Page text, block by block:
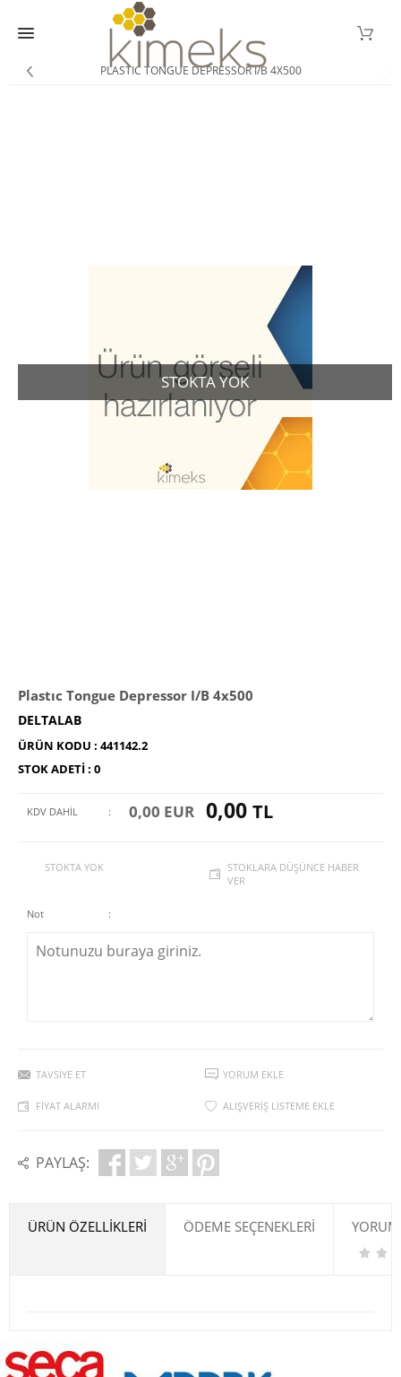
PLASTIC TONGUE DEPRESSOR I/B 4X500
STOKTA YOK
Plastıc Tongue Depressor I/B 4x500
DELTALAB
ÜRÜN KODU : 441142.2
STOK ADETI : 0
KDV DAHİL : 0,00 EUR 0,00 TL
STOKTA YOK
STOKLARA DÜŞÜNCE HABER
VER
Not :
TAVSIYE ET YORUM EKLE
FIYAT ALARMI ALIŞVERIŞ LISTEME EKLE
PAYLAŞ:
ÜRÜN ÖZELLIKLERI ÖDEME SEÇENEKLERI